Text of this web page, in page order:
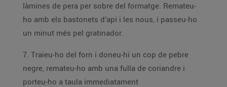
làmines de pera per sobre del formatge. Remateu-
ho amb els bastonets d’api i les nous, i passeu-ho
un minut més pel gratinador.
7. Traieu-ho del forn i doneu-hi un cop de pebre
negre, remateu-ho amb una fulla de coriandre i
porteu-ho a taula immediatament